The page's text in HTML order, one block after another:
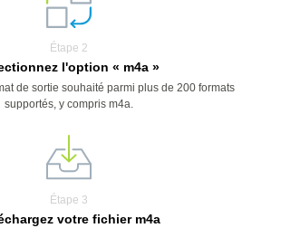
Étape 2
l'option « m4a »
de sortie souhaité parmi plus de 200 formats
supportés, y compris m4a.
Étape 3
votre fichier m4a